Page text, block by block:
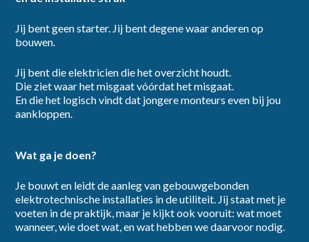
Jij bent geen starter. Jij bent degene waar anderen op
bouwen.
Jij bent die elektricien die het overzicht houdt.
Die ziet waar het misgaat vóórdat het misgaat.
En die het logisch vindt dat jongere monteurs even bij jou
aankloppen.
Wat ga je doen?
Je bouwt en leidt de aanleg van gebouwgebonden
elektrotechnische installaties in de utiliteit. Jij staat met je
voeten in de praktijk, maar je kijkt ook vooruit: wat moet
wanneer, wie doet wat, en wat hebben we daarvoor nodig.
category
provincie